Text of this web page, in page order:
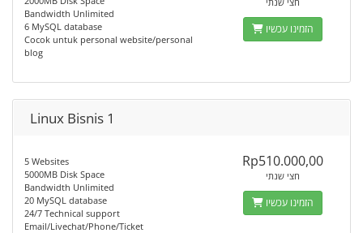
Bandwidth Unlimited
6 MySQL database
Cocok untuk personal website/personal
blog
הזמינו עכשיו
Linux Bisnis 1
5 Websites
5000MB Disk Space
Bandwidth Unlimited
20 MySQL database
24/7 Technical support
Email/Livechat/Phone/Ticket
Rp510.000,00
חצי שנתי
הזמינו עכשיו